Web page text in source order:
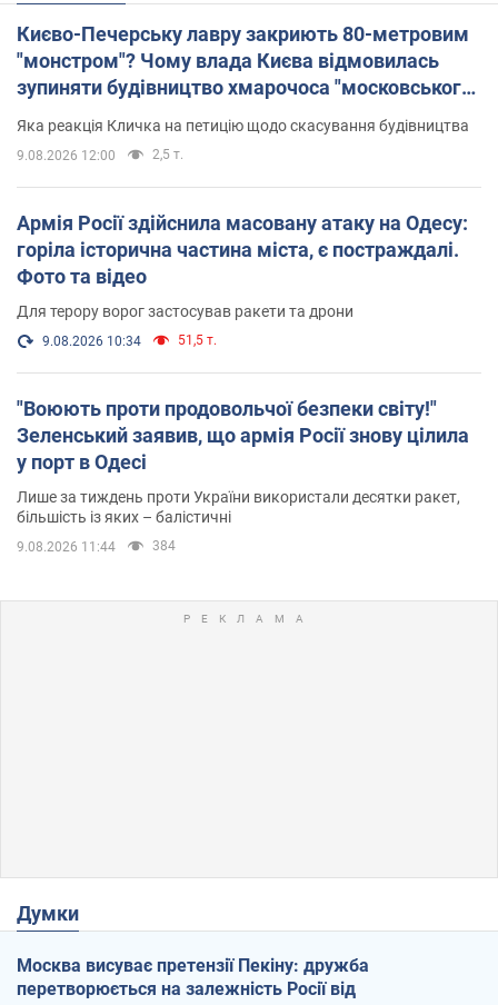
Києво-Печерську лавру закриють 80-метровим
"монстром"? Чому влада Києва відмовилась
зупиняти будівництво хмарочоса "московського
вірянина"
Яка реакція Кличка на петицію щодо скасування будівництва
9.08.2026 12:00 2,5 т.
Армія Росії здійснила масовану атаку на Одесу:
горіла історична частина міста, є постраждалі.
Фото та відео
Для терору ворог застосував ракети та дрони
9.08.2026 10:34 51,5 т.
"Воюють проти продовольчої безпеки світу!"
Зеленський заявив, що армія Росії знову цілила
у порт в Одесі
Лише за тиждень проти України використали десятки ракет,
більшість із яких – балістичні
9.08.2026 11:44 384
Думки
Москва висуває претензії Пекіну: дружба
перетворюється на залежність Росії від